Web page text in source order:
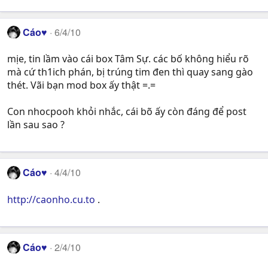
Cáo♥ 6/4/10
mịe, tin lầm vào cái box Tâm Sự. các bố không hiểu rõ
mà cứ th1ich phán, bị trúng tim đen thì quay sang gào
thét. Vãi bạn mod box ấy thật =.=
Con nhocpooh khỏi nhắc, cái bõ ấy còn đáng để post
lần sau sao ?
Cáo♥ 4/4/10
http://caonho.cu.to .
Cáo♥ 2/4/10